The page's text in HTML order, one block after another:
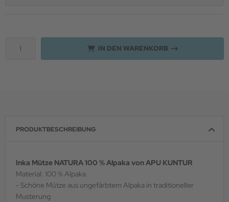
IN DEN WARENKORB
PRODUKTBESCHREIBUNG
Inka Mütze NATURA 100 % Alpaka von APU KUNTUR
Material: 100 % Alpaka
- Schöne Mütze aus ungefärbtem Alpaka in traditioneller
Musterung